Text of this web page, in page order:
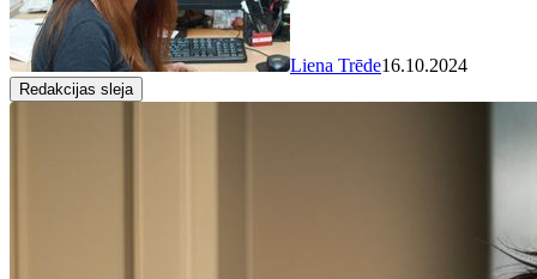
Liena Trēde16.10.2024
Redakcijas sleja